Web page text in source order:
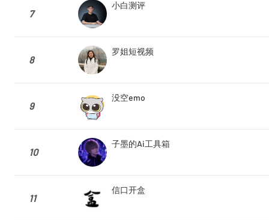
7
小白测评
8
罗姐短视频
9
没空emo
10
子墨的Ai工具箱
11
信口开盒